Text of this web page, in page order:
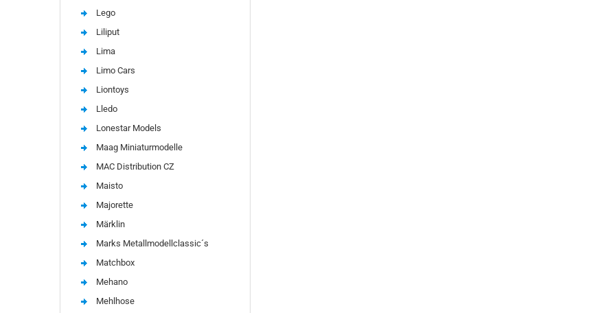
Lego
Liliput
Lima
Limo Cars
Liontoys
Lledo
Lonestar Models
Maag Miniaturmodelle
MAC Distribution CZ
Maisto
Majorette
Märklin
Marks Metallmodellclassic´s
Matchbox
Mehano
Mehlhose